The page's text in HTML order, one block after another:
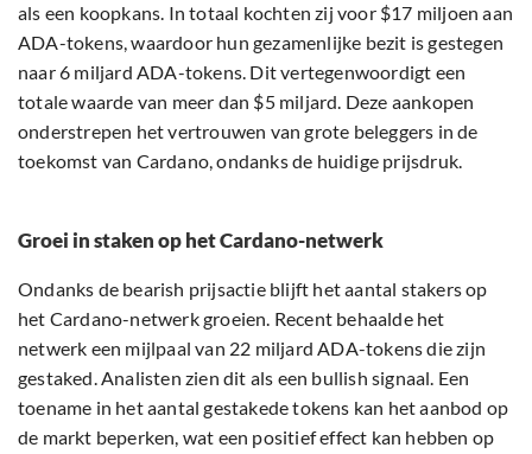
als een koopkans. In totaal kochten zij voor $17 miljoen aan
ADA-tokens, waardoor hun gezamenlijke bezit is gestegen
naar 6 miljard ADA-tokens. Dit vertegenwoordigt een
totale waarde van meer dan $5 miljard. Deze aankopen
onderstrepen het vertrouwen van grote beleggers in de
toekomst van Cardano, ondanks de huidige prijsdruk.
Groei in staken op het Cardano-netwerk
Ondanks de bearish prijsactie blijft het aantal stakers op
het Cardano-netwerk groeien. Recent behaalde het
netwerk een mijlpaal van 22 miljard ADA-tokens die zijn
gestaked. Analisten zien dit als een bullish signaal. Een
toename in het aantal gestakede tokens kan het aanbod op
de markt beperken, wat een positief effect kan hebben op